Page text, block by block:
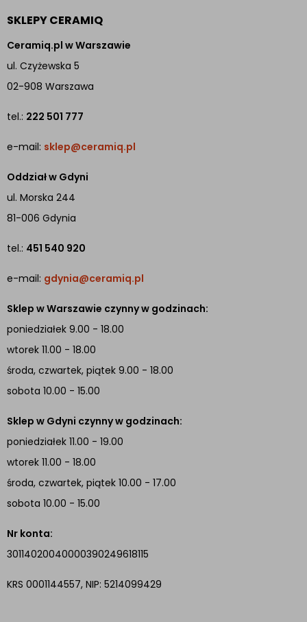
SKLEPY CERAMIQ
Ceramiq.pl w Warszawie
ul. Czyżewska 5
02-908 Warszawa
tel.: 222 501 777
e-mail: sklep@ceramiq.pl
Oddział w Gdyni
ul. Morska 244
81-006 Gdynia
tel.: 451 540 920
e-mail: gdynia@ceramiq.pl
Sklep w Warszawie czynny w godzinach:
poniedziałek 9.00 - 18.00
wtorek 11.00 - 18.00
środa, czwartek, piątek 9.00 - 18.00
sobota 10.00 - 15.00
Sklep w Gdyni czynny w godzinach:
poniedziałek 11.00 - 19.00
wtorek 11.00 - 18.00
środa, czwartek, piątek 10.00 - 17.00
sobota 10.00 - 15.00
Nr konta:
30114020040000390249618115
KRS 0001144557, NIP: 5214099429